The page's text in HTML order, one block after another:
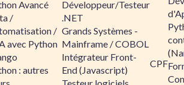
Avancé
/
/
avec Python
: autres
Développeur/Testeur
.NET
Grands Systèmes -
Mainframe / COBOL
Intégrateur Front-
End (Javascript)
CPF